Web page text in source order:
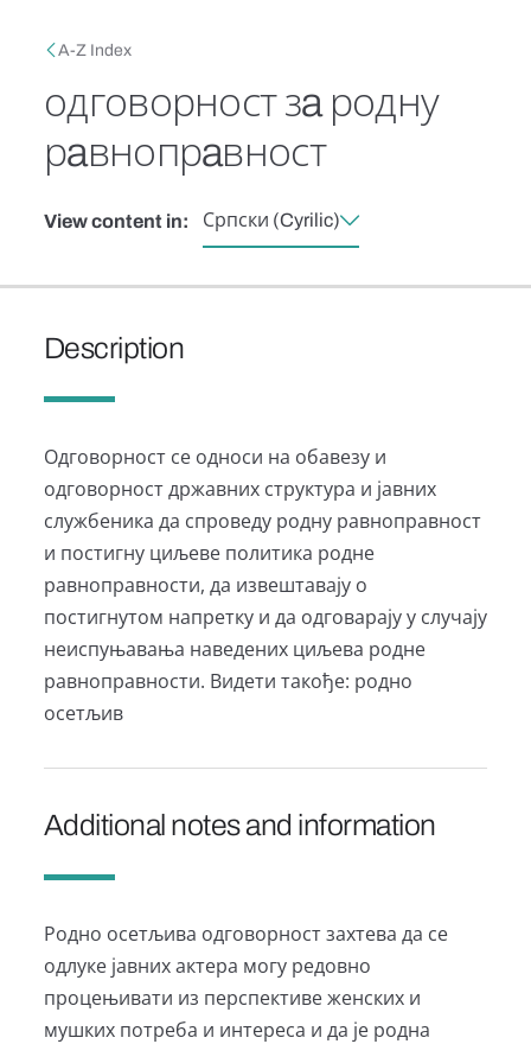
Breadcrumb
A-Z Index
одговорност зa родну
рaвнопрaвност
View content in: Српски (Cyrilic)
Description
Одговорност се односи на обавезу и
одговорност државних структура и јавних
службеника да спроведу родну равноправност
и постигну циљеве политика родне
равноправности, да извештавају о
постигнутом напретку и да одговарају у случају
неиспуњавања наведених циљева родне
равноправности. Видети такође: родно
осетљив
Additional notes and information
Родно осетљива одговорност захтева да се
одлуке јавних актера могу редовно
процењивати из перспективе женских и
мушких потреба и интереса и да је родна